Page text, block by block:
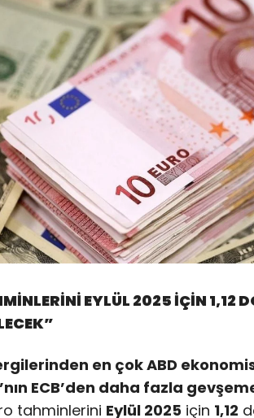
EYLÜL 2025 İÇİN 1,12
en çok ABD
ECB’den daha fazla
tahminlerini Eylül 2025 için 1,12